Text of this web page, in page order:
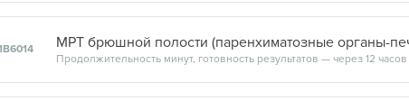
Продолжительность минут, готовность результатов — через 12 часов